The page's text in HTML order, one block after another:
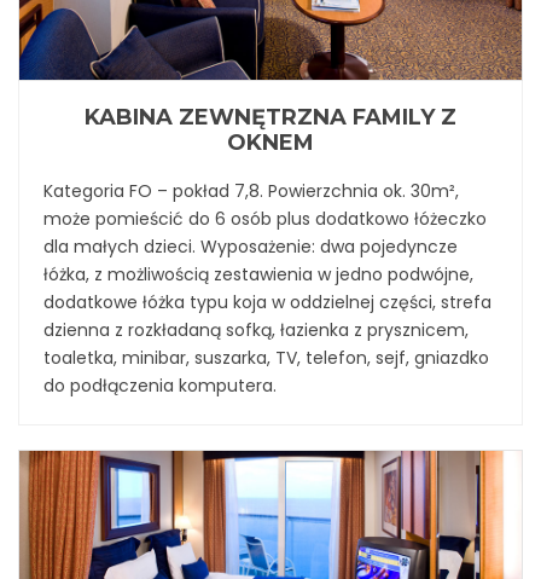
KABINA ZEWNĘTRZNA FAMILY Z
OKNEM
Kategoria FO – pokład 7,8. Powierzchnia ok. 30m²,
może pomieścić do 6 osób plus dodatkowo łóżeczko
dla małych dzieci. Wyposażenie: dwa pojedyncze
łóżka, z możliwością zestawienia w jedno podwójne,
dodatkowe łóżka typu koja w oddzielnej części, strefa
dzienna z rozkładaną sofką, łazienka z prysznicem,
toaletka, minibar, suszarka, TV, telefon, sejf, gniazdko
do podłączenia komputera.